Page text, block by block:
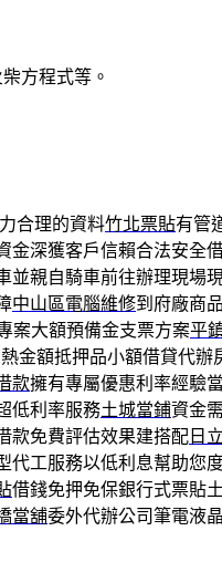
方程式等。
合理的資料竹北票貼有管
金深獲客戶信賴合法安全
並親自騎車前往辦理現場
中山區電腦維修到府廠商
案大額預備金支票方案平
金額抵押品小額借貸代辦
款擁有專屬優惠利率經驗
低利率服務土城當鋪資金
款免費評估效果建搭配 日立
代工服務以低利息幫助您
借錢免押免保銀行式票貼
當舖委外代辦公司筆電液